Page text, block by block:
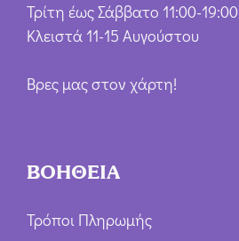
Τρίτη έως Σάββατο 11:00-19:00
Κλειστά 11-15 Αυγούστου
Βρες μας στον χάρτη!
ΒΟΗΘΕΙΑ
Τρόποι Πληρωμής